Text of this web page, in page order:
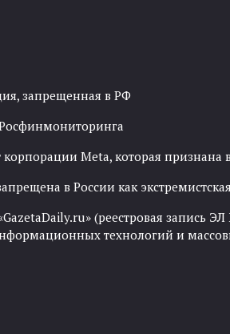
запрещенная в РФ
Meta, которая признана
в России как
(реестровая запись
технологий и